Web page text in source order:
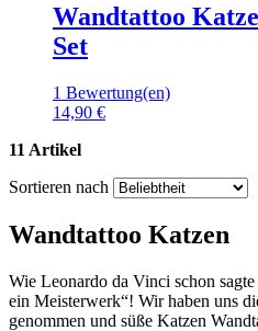
Wandtattoo
Set
1 Bewertung(en)
14,90 €
11 Artikel
Sortieren nach
Wandtattoo Katzen
Wie Leonardo da Vinci schon
ein Meisterwerk“! Wir haben uns
genommen und süße Katzen